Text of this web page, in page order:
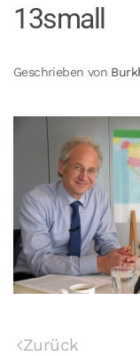
13small
Geschrieben von
Zurück